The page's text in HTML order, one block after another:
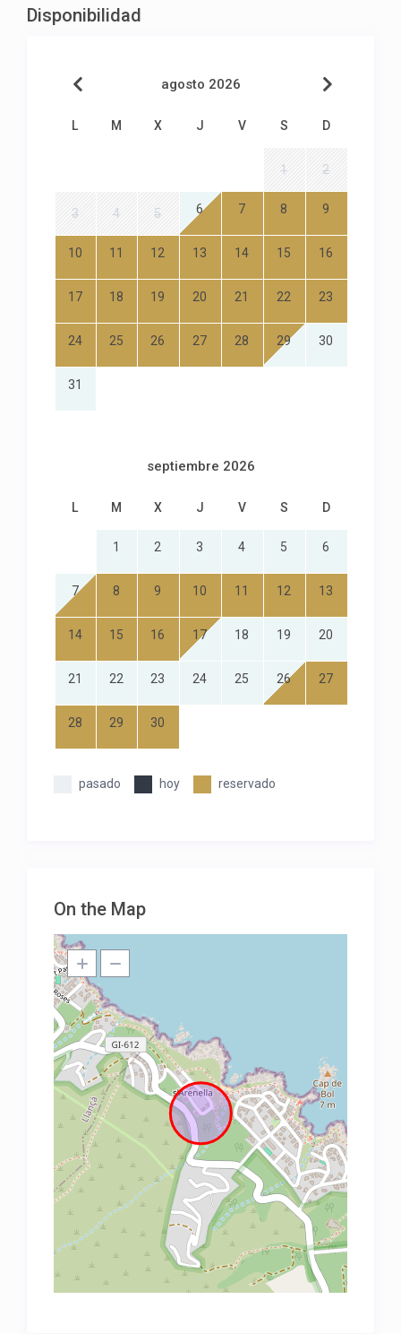
Disponibilidad
agosto 2026
L M X J V S D
1 2
3 4 5 6 7 8 9
10 11 12 13 14 15 16
17 18 19 20 21 22 23
24 25 26 27 28 29 30
31
septiembre 2026
L M X J V S D
1 2 3 4 5 6
7 8 9 10 11 12 13
14 15 16 17 18 19 20
21 22 23 24 25 26 27
28 29 30
pasado hoy reservado
On the Map